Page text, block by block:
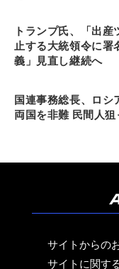
トランプ氏、「出産
止する大統領令に署
義」見直し継続へ
国連事務総長、ロシ
両国を非難 民間人
サイトからの
サイトに関す